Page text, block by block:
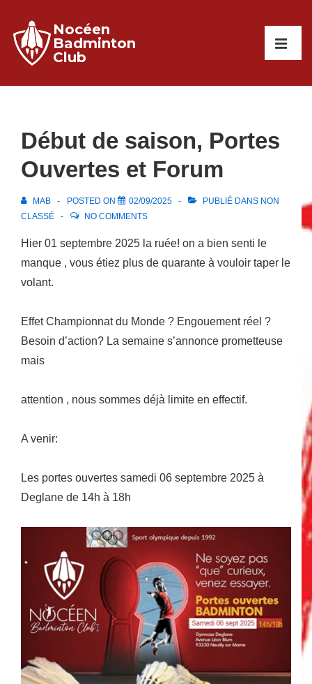
passer
contenu
principal
Nocéen
Badminton
Club
Début de saison, Portes
Ouvertes et Forum
MAB POSTED ON 02/09/2025 PUBLIÉ DANS NON
CLASSÉ
NO COMMENTS
Hier 01 septembre 2025 la ruée! on a bien senti le
manque , vous étiez plus de quarante à vouloir taper le
volant.
Effet Championnat du Monde ? Engouement réel ?
Besoin d’action? La semaine s’annonce prometteuse
mais
attention , nous sommes déjà limite en effectif.
A venir:
Les portes ouvertes samedi 06 septembre 2025 à
Deglane de 14h à 18h